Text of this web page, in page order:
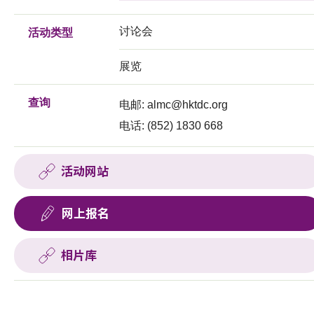
活动类型 讨论会
展览
查询 电邮: almc@hktdc.org
电话: (852) 1830 668
活动网站
网上报名
相片库